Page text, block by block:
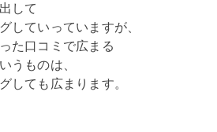
して
していっていますが、
た口コミで広まる
うものは、
しても広まります。